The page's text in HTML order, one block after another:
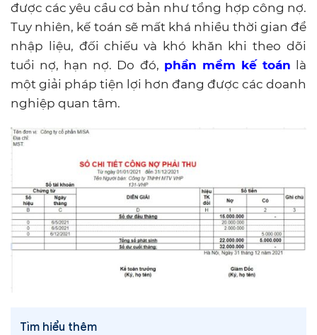
được các yêu cầu cơ bản như tổng hợp công nợ.
Tuy nhiên, kế toán sẽ mất khá nhiều thời gian để
nhập liệu, đối chiếu và khó khăn khi theo dõi
tuổi nợ, hạn nợ. Do đó, phần mềm kế toán là
một giải pháp tiện lợi hơn đang được các doanh
nghiệp quan tâm.
Tìm hiểu thêm